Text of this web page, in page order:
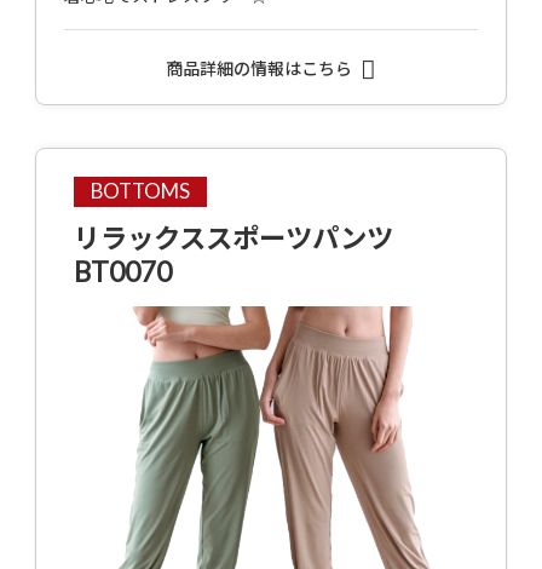
商品詳細の情報はこちら
BOTTOMS
リラックススポーツパンツ
BT0070